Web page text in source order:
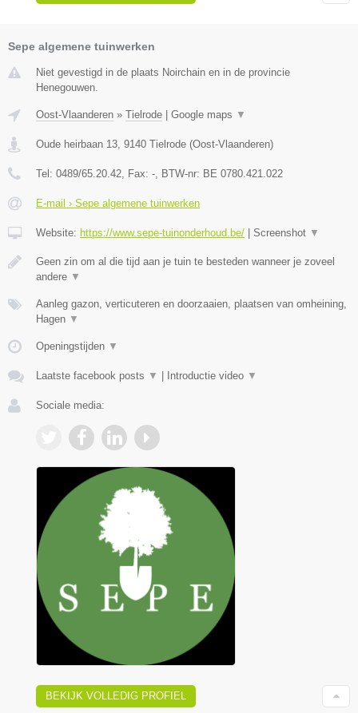
Sepe algemene tuinwerken
Niet gevestigd in de plaats Noirchain en in de provincie
Henegouwen.
Oost-Vlaanderen » Tielrode Google maps ▼
Oude heirbaan 13, 9140 Tielrode (Oost-Vlaanderen)
Tel: 0489/65.20.42, Fax: -, BTW-nr: BE 0780.421.022
E-mail › Sepe algemene tuinwerken
Website: https://www.sepe-tuinonderhoud.be/ Screenshot ▼
Geen zin om al die tijd aan je tuin te besteden wanneer je zoveel
andere ▼
Aanleg gazon, verticuteren en doorzaaien, plaatsen van omheining,
Hagen ▼
Openingstijden ▼
Laatste facebook posts ▼ Introductie video ▼
Sociale media:
BEKIJK VOLLEDIG PROFIEL